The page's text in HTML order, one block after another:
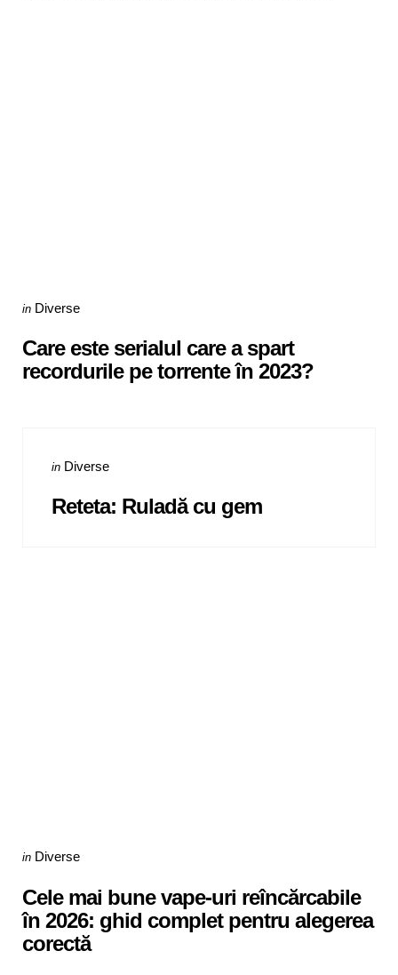
Categories
Posted
in Diverse
Care este serialul care a spart
recordurile pe torrente în 2023?
Categories
Posted
in Diverse
Reteta: Ruladă cu gem
Categories
Posted
in Diverse
Cele mai bune vape-uri reîncărcabile
în 2026: ghid complet pentru alegerea
corectă